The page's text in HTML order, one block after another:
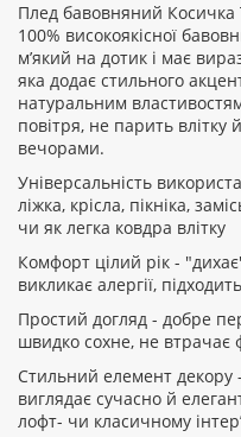
Плед бавовняний Косичка
100% високоякісної
м’який на дотик і має
яка додає стильного
натуральним
повітря, не парить
вечорами.
Універсальність
ліжка, крісла, пікніка,
чи як легка ковдра влітку
Комфорт цілий рік -
викликає алергії,
Простий догляд - добре
швидко сохне, не втрачає
Стильний елемент декору
виглядає сучасно й
лофт- чи класичному
Рейтинг:
ПРОДОВЖИТИ